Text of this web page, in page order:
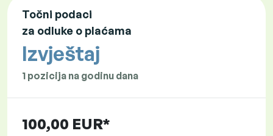
Točni podaci
za odluke o plaćama
Izvještaj
1 pozicija na godinu dana
100,00 EUR*